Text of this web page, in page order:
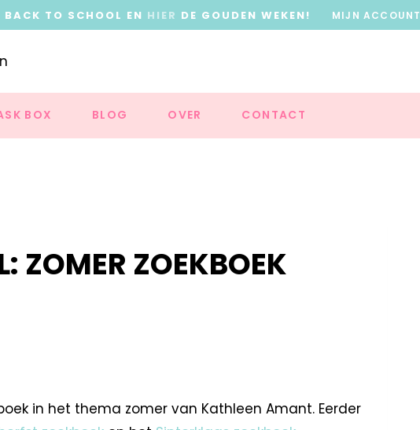
BACK TO SCHOOL EN HIER DE GOUDEN WEKEN! MIJN ACCOUNT
BOX BLOG OVER CONTACT
ZOMER ZOEKBOEK
in het thema zomer van Kathleen Amant. Eerder